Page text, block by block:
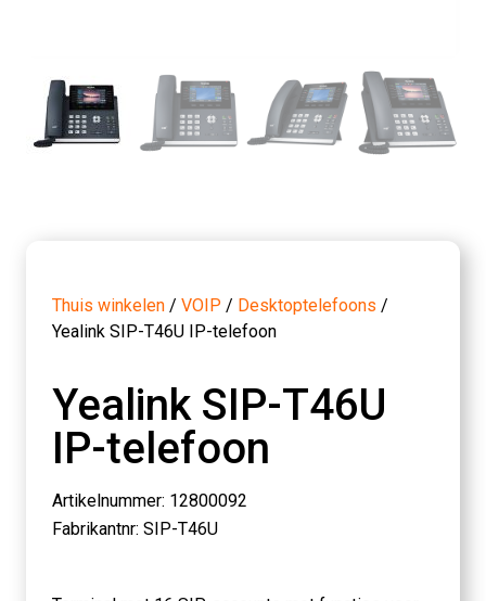
Thuis winkelen / VOIP / Desktoptelefoons /
Yealink SIP-T46U IP-telefoon
Yealink SIP-T46U
IP-telefoon
Artikelnummer: 12800092
Fabrikantnr: SIP-T46U